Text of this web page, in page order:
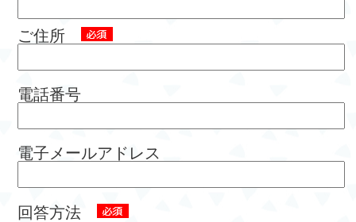
ご住所
電話番号
電子メールアドレス
回答方法